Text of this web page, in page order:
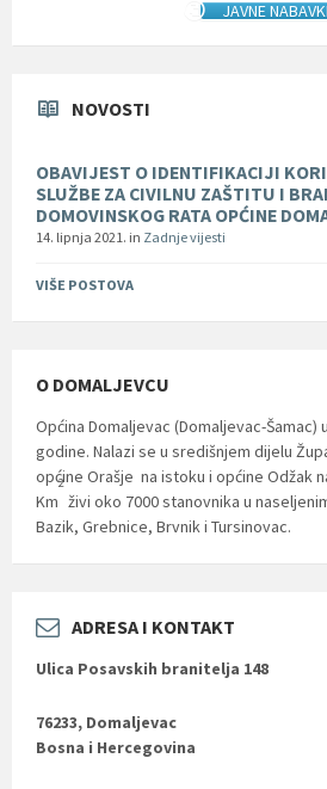
JAVNE
NOVOSTI
OBAVIJEST O IDENTIFIKACIJI
SLUŽBE ZA CIVILNU ZAŠTITU I
DOMOVINSKOG RATA OPĆINE
14. lipnja 2021. in Zadnje vijesti
VIŠE POSTOVA
O DOMALJEVCU
Općina Domaljevac (Domaljevac-Šamac)
godine. Nalazi se u središnjem dijelu
općine Orašje na istoku i općine Odžak
Km
2
živi oko 7000 stanovnika u
Bazik, Grebnice, Brvnik i Tursinovac.
ADRESA I KONTAKT
Ulica Posavskih branitelja 148
76233, Domaljevac
Bosna i Hercegovina